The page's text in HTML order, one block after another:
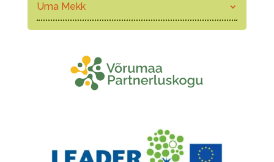
Uma Mekk